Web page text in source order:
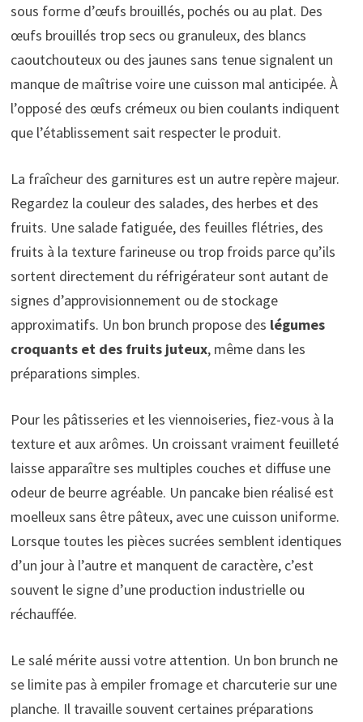
sous forme d’œufs brouillés, pochés ou au plat. Des
œufs brouillés trop secs ou granuleux, des blancs
caoutchouteux ou des jaunes sans tenue signalent un
manque de maîtrise voire une cuisson mal anticipée. À
l’opposé des œufs crémeux ou bien coulants indiquent
que l’établissement sait respecter le produit.
La fraîcheur des garnitures est un autre repère majeur.
Regardez la couleur des salades, des herbes et des
fruits. Une salade fatiguée, des feuilles flétries, des
fruits à la texture farineuse ou trop froids parce qu’ils
sortent directement du réfrigérateur sont autant de
signes d’approvisionnement ou de stockage
approximatifs. Un bon brunch propose des légumes
croquants et des fruits juteux, même dans les
préparations simples.
Pour les pâtisseries et les viennoiseries, fiez-vous à la
texture et aux arômes. Un croissant vraiment feuilleté
laisse apparaître ses multiples couches et diffuse une
odeur de beurre agréable. Un pancake bien réalisé est
moelleux sans être pâteux, avec une cuisson uniforme.
Lorsque toutes les pièces sucrées semblent identiques
d’un jour à l’autre et manquent de caractère, c’est
souvent le signe d’une production industrielle ou
réchauffée.
Le salé mérite aussi votre attention. Un bon brunch ne
se limite pas à empiler fromage et charcuterie sur une
planche. Il travaille souvent certaines préparations